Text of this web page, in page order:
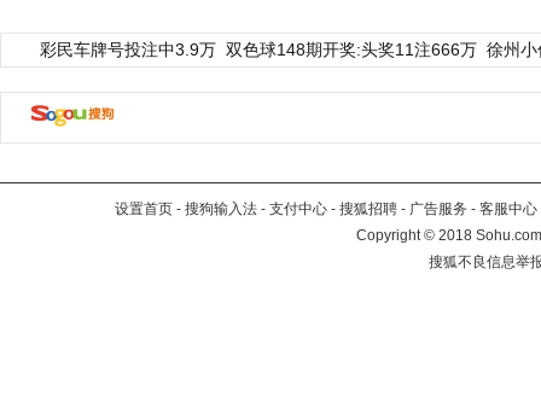
彩民车牌号投注中3.9万 双色球148期开奖:头奖11注666万 徐州
设置首页 - 搜狗输入法 - 支付中心 - 搜狐招聘 - 广告服务 - 客服中心
Copyright©2018
搜狐不良信息举